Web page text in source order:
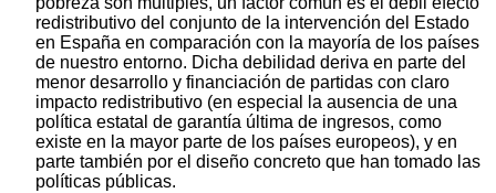
redistributivo del conjunto de la intervención del Estado
en España en comparación con la mayoría de los países
de nuestro entorno. Dicha debilidad deriva en parte del
menor desarrollo y financiación de partidas con claro
impacto redistributivo (en especial la ausencia de una
política estatal de garantía última de ingresos, como
existe en la mayor parte de los países europeos), y en
parte también por el diseño concreto que han tomado las
políticas públicas.